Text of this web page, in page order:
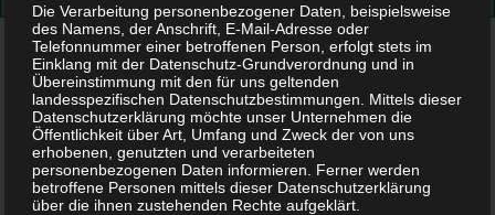
bruder-bagger-hinten-oben
bruder-bagger-hinten-oben
14. JUNI 2019
Die Verarbeitung personenbezogener Daten, beispielsweise
des Namens, der Anschrift, E-Mail-Adresse oder
Telefonnummer einer betroffenen Person, erfolgt stets im
Einklang mit der Datenschutz-Grundverordnung und in
Übereinstimmung mit den für uns geltenden
landesspezifischen Datenschutzbestimmungen. Mittels dieser
Datenschutzerklärung möchte unser Unternehmen die
Öffentlichkeit über Art, Umfang und Zweck der von uns
erhobenen, genutzten und verarbeiteten
personenbezogenen Daten informieren. Ferner werden
betroffene Personen mittels dieser Datenschutzerklärung
über die ihnen zustehenden Rechte aufgeklärt.